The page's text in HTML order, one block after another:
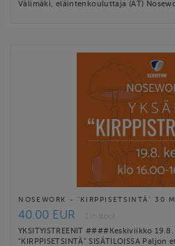
Välimäki, eläintenkouluttaja (AT)
NOSEWORK - "KIRPPISETSINTÄ" 30
40.00 EUR
1 in stock
YKSITYISTREENIT ####Keskiviikko
"KIRPPISETSINTÄ" SISÄTILOISSA